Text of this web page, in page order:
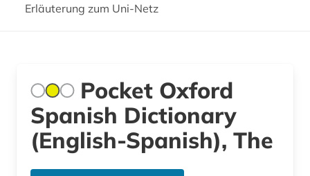
Erläuterung zum Uni-Netz
Pocket Oxford
Spanish Dictionary
(English-Spanish), The